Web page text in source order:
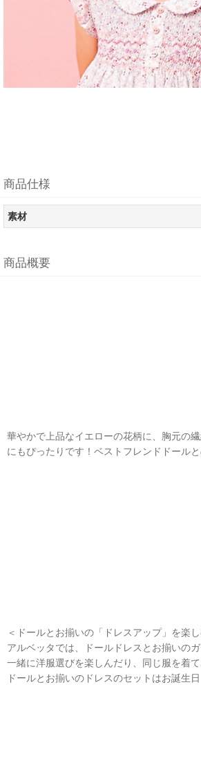
商品仕様
素材
商品概要
華やかで上品なイエローの花柄に、胸元の
にもぴったりです！ベストフレンドドール
＜ドールとお揃いの「ドレスアップ」を楽し
アルベッタでは、ドールドレスとお揃いの
一緒に洋服選びを楽しんだり、同じ服を着
ドールとお揃いのドレスのセットはお誕生